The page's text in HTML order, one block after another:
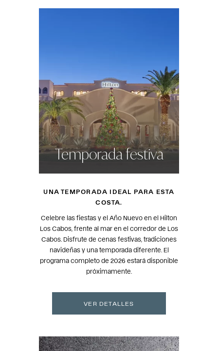
Temporada festiva
UNA TEMPORADA IDEAL PARA ESTA
COSTA.
Celebre las fiestas y el Año Nuevo en el Hilton
Los Cabos, frente al mar en el corredor de Los
Cabos. Disfrute de cenas festivas, tradiciones
navideñas y una temporada diferente. El
programa completo de 2026 estará disponible
próximamente.
VER DETALLES